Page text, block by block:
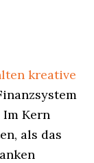
kreative
Im Kern
als das